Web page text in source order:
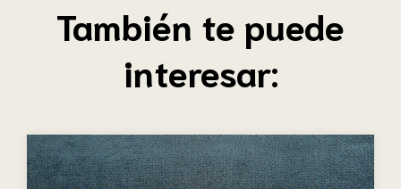
También te puede
interesar: